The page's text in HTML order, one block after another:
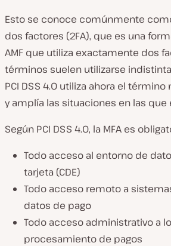
Esto se conoce comúnmente
dos factores (2FA), que es una
AMF que utiliza exactamente dos
términos suelen utilizarse
PCI DSS 4.0 utiliza ahora el
y amplía las situaciones en las que
Según PCI DSS 4.0, la MFA es
Todo acceso al entorno de
tarjeta (CDE)
Todo acceso remoto a
datos de pago
Todo acceso administrativo a
procesamiento de pagos